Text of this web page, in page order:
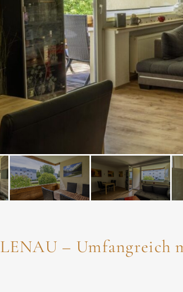
LENAU – Umfangreich